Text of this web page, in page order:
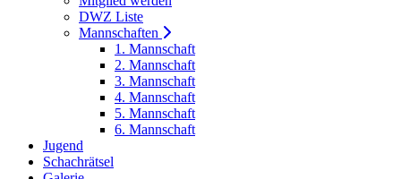
DWZ Liste
Mannschaften
1. Mannschaft
2. Mannschaft
3. Mannschaft
4. Mannschaft
5. Mannschaft
6. Mannschaft
Jugend
Schachrätsel